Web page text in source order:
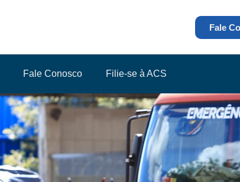
Fale
Fale Conosco Filie-se à ACS